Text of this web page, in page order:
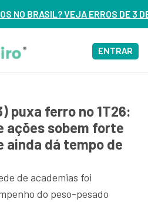
DELES – ASSISTA AGORA
ENTRAR
puxa ferro no 1T26:
ações sobem forte
ainda dá tempo de
de academias foi
do peso-pesado